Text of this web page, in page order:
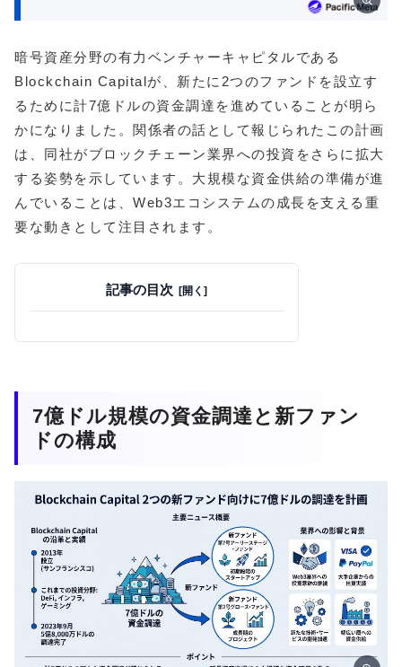
暗号資産分野の有力ベンチャーキャピタルである
Blockchain Capitalが、新たに2つのファンドを設立す
るために計7億ドルの資金調達を進めていることが明ら
かになりました。関係者の話として報じられたこの計画
は、同社がブロックチェーン業界への投資をさらに拡大
する姿勢を示しています。大規模な資金供給の準備が進
んでいることは、Web3エコシステムの成長を支える重
要な動きとして注目されます。
記事の目次
7億ドル規模の資金調達と新ファン
ドの構成